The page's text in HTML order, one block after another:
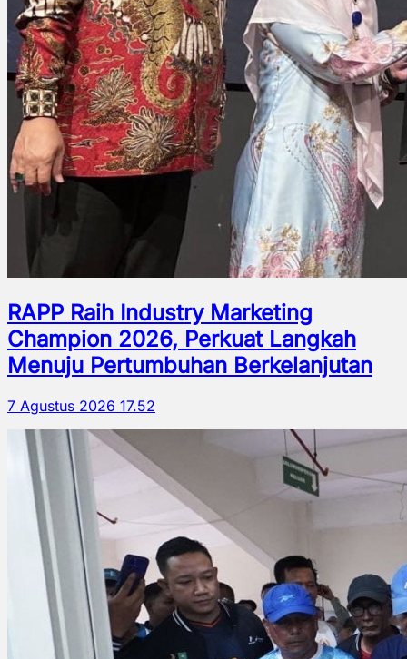
RAPP Raih Industry Marketing
Champion 2026, Perkuat Langkah
Menuju Pertumbuhan Berkelanjutan
7 Agustus 2026 17.52